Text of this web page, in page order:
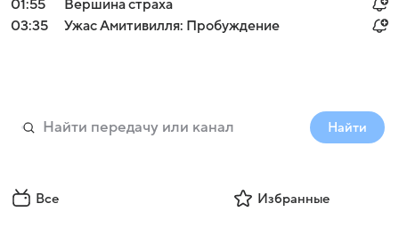
01:55
Вершина страха
03:35
Ужас Амитивилля: Пробуждение
Найти
Все Избранные